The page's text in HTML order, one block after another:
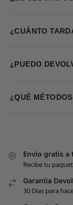
¿CUÁNTO
¿PUEDO
¿QUÉ
Envío gratis a
Recibe tu
Garantia
30 Días para